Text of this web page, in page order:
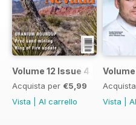
Volume 12 Issue 4
Acquista per €5,99
Vista
Al carrello
Vista